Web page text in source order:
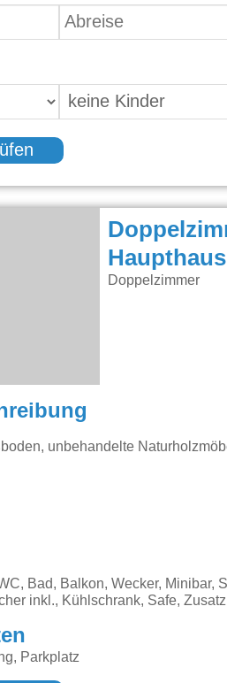
Haupthaus
Doppelzimmer
unbehandelte
Bad, Balkon, Wecker, Minibar,
inkl., Kühlschrank, Safe,
Parkplatz